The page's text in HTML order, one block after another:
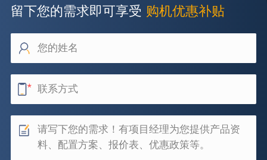
留下您的需求即可享受 购机优惠补贴